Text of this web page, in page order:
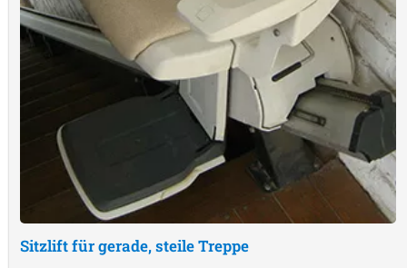
Sitzlift für gerade, steile Treppe